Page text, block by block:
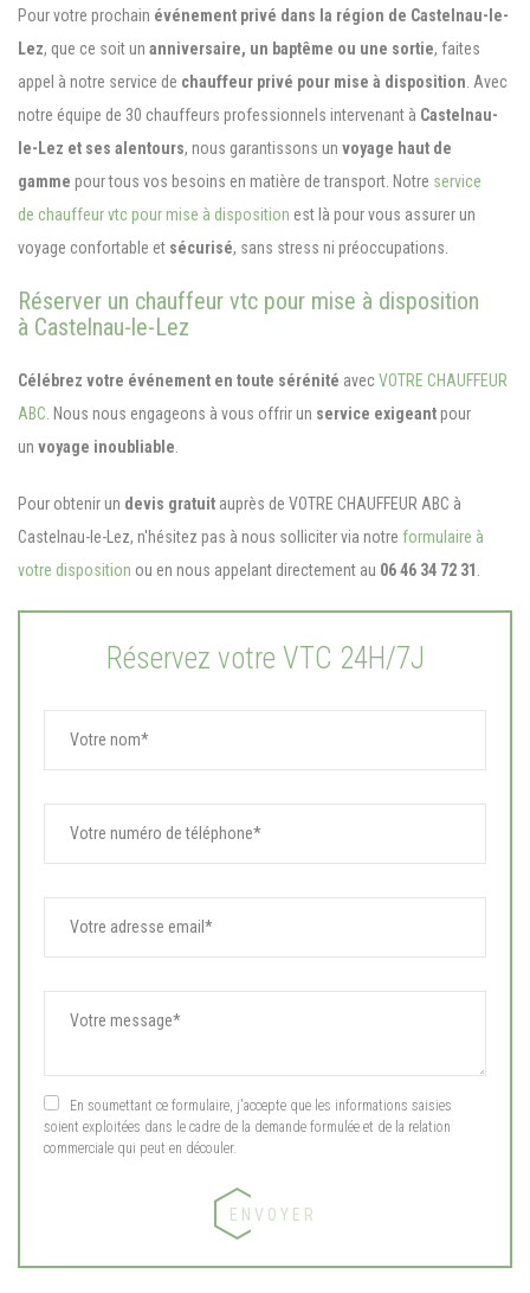
Pour votre prochain événement privé dans la région de Castelnau-le-
Lez, que ce soit un anniversaire, un baptême ou une sortie, faites
appel à notre service de chauffeur privé pour mise à disposition . Avec
notre équipe de 30 chauffeurs professionnels intervenant à Castelnau-
le-Lez et ses alentours, nous garantissons un voyage haut de
gamme pour tous vos besoins en matière de transport. Notre service
de chauffeur vtc pour mise à disposition est là pour vous assurer un
voyage confortable et sécurisé, sans stress ni préoccupations.
Réserver un chauffeur vtc pour mise à disposition
à Castelnau-le-Lez
Célébrez votre événement en toute sérénité avecVOTRE CHAUFFEUR
ABC . Nous nous engageons à vous offrir un service exigeantpour
un voyage inoubliable
Pour obtenir un devis gratuit auprès de VOTRE CHAUFFEUR ABC à
Castelnau-le-Lez, n'hésitez pas à nous solliciter via notre formulaire à
votre disposition ou en nous appelant directement au 06 46 34 72 31
Réservez votre VTC 24H/7J
En soumettant ce formulaire, j'accepte que les informations saisies
soient exploitées dans le cadre de la demande formulée et de la relation
commerciale qui peut en découler.